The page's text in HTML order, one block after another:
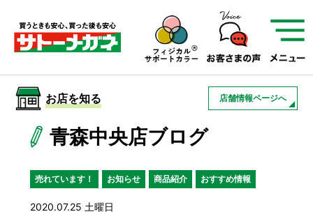
サトーメガネを知る
サトーメガネについて
01 サトーメガネの遠近
検査・フィッティング
アフターサービス
お店を知る
サービスを知る
お店を知る 店舗情報ページへ
青森中央店ブログ
売れています！ お知らせ 商品紹介 おすすめ情報
2020.07.25 土曜日